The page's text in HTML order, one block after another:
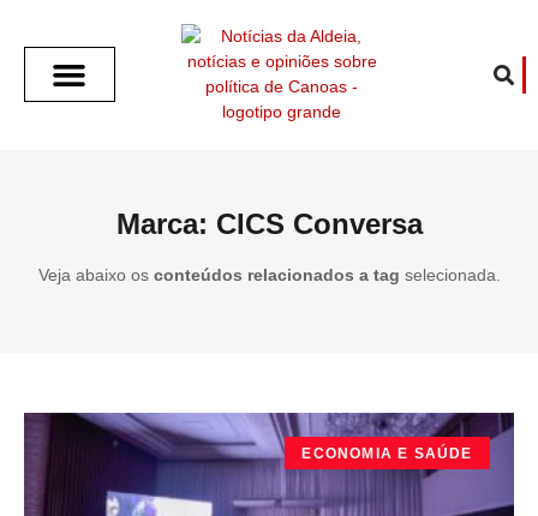
Marca: CICS Conversa
Veja abaixo os conteúdos relacionados a tag selecionada.
ECONOMIA E SAÚDE